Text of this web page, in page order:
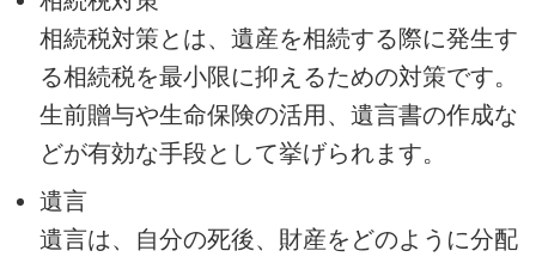
相続税対策とは、遺産を相続する際に発生す
る相続税を最小限に抑えるための対策です。
生前贈与や生命保険の活用、遺言書の作成な
どが有効な手段として挙げられます。
遺言
遺言は、自分の死後、財産をどのように分配